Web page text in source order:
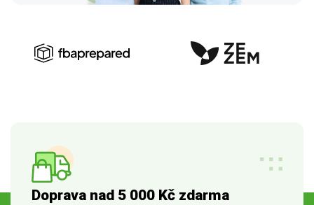
Doprava nad 5 000 Kč zdarma